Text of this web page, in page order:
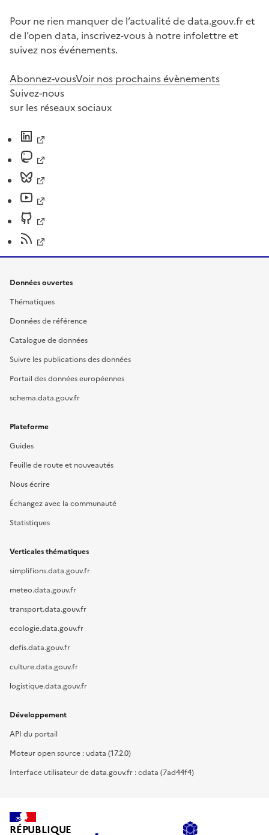
Pour ne rien manquer de l’actualité de data.gouv.fr et
de l’open data, inscrivez-vous à notre infolettre et
suivez nos événements.
Abonnez-vousVoir nos prochains évènements
Suivez-nous
sur les réseaux sociaux
Données ouvertes
Thématiques
Données de référence
Catalogue de données
Suivre les publications des données
Portail des données européennes
schema.data.gouv.fr
Plateforme
Guides
Feuille de route et nouveautés
Nous écrire
Échangez avec la communauté
Statistiques
Verticales thématiques
simplifions.data.gouv.fr
meteo.data.gouv.fr
transport.data.gouv.fr
ecologie.data.gouv.fr
defis.data.gouv.fr
culture.data.gouv.fr
logistique.data.gouv.fr
Développement
API du portail
Moteur open source : udata (17.2.0)
Interface utilisateur de data.gouv.fr : cdata (7ad44f4)
RÉPUBLIQUE